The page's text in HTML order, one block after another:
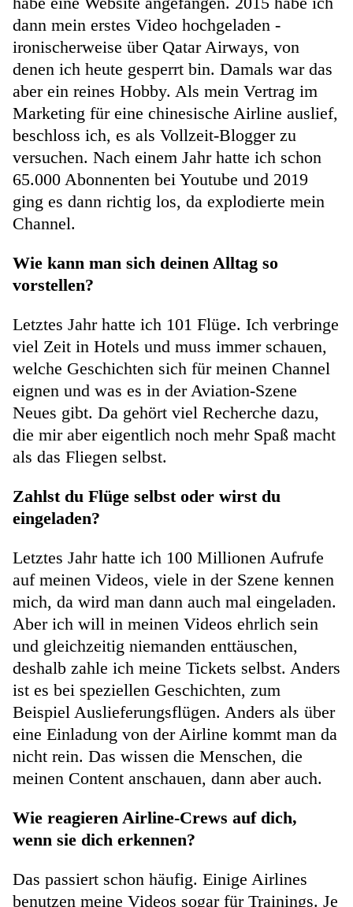
dann mein erstes Video hochgeladen -
ironischerweise über Qatar Airways, von
denen ich heute gesperrt bin. Damals war das
aber ein reines Hobby. Als mein Vertrag im
Marketing für eine chinesische Airline auslief,
beschloss ich, es als Vollzeit-Blogger zu
versuchen. Nach einem Jahr hatte ich schon
65.000 Abonnenten bei Youtube und 2019
ging es dann richtig los, da explodierte mein
Channel.
Wie kann man sich deinen Alltag so
vorstellen?
Letztes Jahr hatte ich 101 Flüge. Ich verbringe
viel Zeit in Hotels und muss immer schauen,
welche Geschichten sich für meinen Channel
eignen und was es in der Aviation-Szene
Neues gibt. Da gehört viel Recherche dazu,
die mir aber eigentlich noch mehr Spaß macht
als das Fliegen selbst.
Zahlst du Flüge selbst oder wirst du
eingeladen?
Letztes Jahr hatte ich 100 Millionen Aufrufe
auf meinen Videos, viele in der Szene kennen
mich, da wird man dann auch mal eingeladen.
Aber ich will in meinen Videos ehrlich sein
und gleichzeitig niemanden enttäuschen,
deshalb zahle ich meine Tickets selbst. Anders
ist es bei speziellen Geschichten, zum
Beispiel Auslieferungsflügen. Anders als über
eine Einladung von der Airline kommt man da
nicht rein. Das wissen die Menschen, die
meinen Content anschauen, dann aber auch.
Wie reagieren Airline-Crews auf dich,
wenn sie dich erkennen?
Das passiert schon häufig. Einige Airlines
benutzen meine Videos sogar für Trainings. Je